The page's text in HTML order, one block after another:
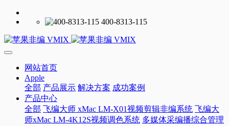
400-8313-115
网站首页
Apple
全部 产品展示 解决方案 成功案例
产品中心
全部 飞编大师 xMac LM-X01视频剪辑非编系统 飞编大
师xMac LM-4K12S视频调色系统 多媒体采编播综合管理